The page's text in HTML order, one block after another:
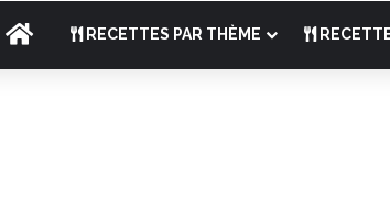
ACCUEILRECETTES PAR THÈME